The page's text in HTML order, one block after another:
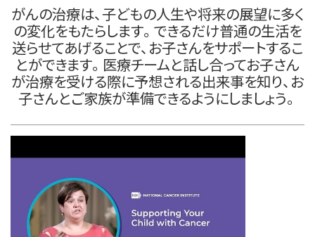
がんの治療は、子どもの人生や将来の展望に多く
の変化をもたらします。できるだけ普通の生活を
送らせてあげることで、お子さんをサポートするこ
とができます。医療チームと話し合ってお子さん
が治療を受ける際に予想される出来事を知り、お
子さんとご家族が準備できるようにしましょう。